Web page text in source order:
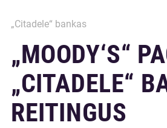
„Citadele“ bankas
„MOODY‘S“
„CITADELE“
REITINGUS